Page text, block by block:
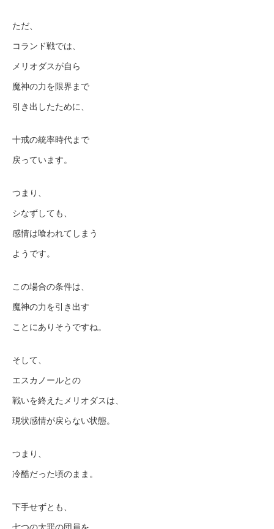
ただ、
コランド戦では、
メリオダスが自ら
魔神の力を限界まで
引き出したために、
十戒の統率時代まで
戻っています。
つまり、
シなずしても、
感情は喰われてしまう
ようです。
この場合の条件は、
魔神の力を引き出す
ことにありそうですね。
そして、
エスカノールとの
戦いを終えたメリオダスは、
現状感情が戻らない状態。
つまり、
冷酷だった頃のまま。
下手せずとも、
七つの大罪の団員を